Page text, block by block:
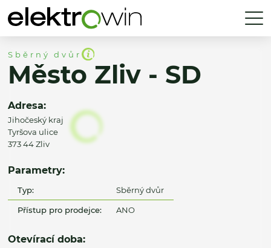
Sběrný dvůr
Město Zliv - SD
Adresa:
Jihočeský kraj
Tyršova ulice
373 44 Zliv
Parametry:
Typ: Sběrný dvůr
Přístup pro prodejce: ANO
Otevírací doba: